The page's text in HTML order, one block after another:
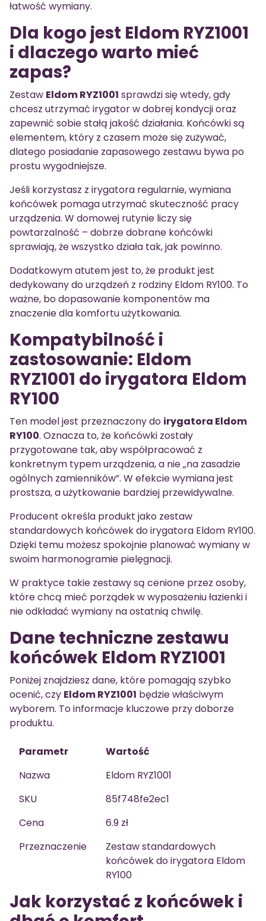
łatwość wymiany.
Dla kogo jest Eldom RYZ1001
i dlaczego warto mieć
zapas?
Zestaw Eldom RYZ1001 sprawdzi się wtedy, gdy
chcesz utrzymać irygator w dobrej kondycji oraz
zapewnić sobie stałą jakość działania. Końcówki są
elementem, który z czasem może się zużywać,
dlatego posiadanie zapasowego zestawu bywa po
prostu wygodniejsze.
Jeśli korzystasz z irygatora regularnie, wymiana
końcówek pomaga utrzymać skuteczność pracy
urządzenia. W domowej rutynie liczy się
powtarzalność – dobrze dobrane końcówki
sprawiają, że wszystko działa tak, jak powinno.
Dodatkowym atutem jest to, że produkt jest
dedykowany do urządzeń z rodziny Eldom RY100. To
ważne, bo dopasowanie komponentów ma
znaczenie dla komfortu użytkowania.
Kompatybilność i
zastosowanie: Eldom
RYZ1001 do irygatora Eldom
RY100
Ten model jest przeznaczony do irygatora Eldom
RY100. Oznacza to, że końcówki zostały
przygotowane tak, aby współpracować z
konkretnym typem urządzenia, a nie „na zasadzie
ogólnych zamienników”. W efekcie wymiana jest
prostsza, a użytkowanie bardziej przewidywalne.
Producent określa produkt jako zestaw
standardowych końcówek do irygatora Eldom RY100.
Dzięki temu możesz spokojnie planować wymiany w
swoim harmonogramie pielęgnacji.
W praktyce takie zestawy są cenione przez osoby,
które chcą mieć porządek w wyposażeniu łazienki i
nie odkładać wymiany na ostatnią chwilę.
Dane techniczne zestawu
końcówek Eldom RYZ1001
Poniżej znajdziesz dane, które pomagają szybko
ocenić, czy Eldom RYZ1001 będzie właściwym
wyborem. To informacje kluczowe przy doborze
produktu.
Parametr
Wartość
Nazwa
Eldom RYZ1001
SKU
85f748fe2ec1
Cena
6.9 zł
Przeznaczenie
Zestaw standardowych
końcówek do irygatora Eldom
RY100
Jak korzystać z końcówek i